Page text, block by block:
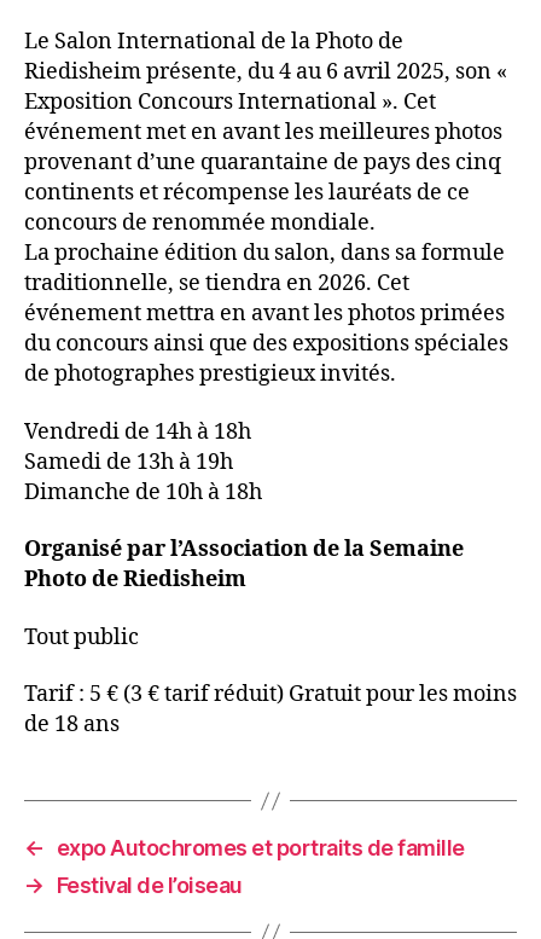
Le Salon International de la Photo de
Riedisheim présente, du 4 au 6 avril 2025, son «
Exposition Concours International ». Cet
événement met en avant les meilleures photos
provenant d’une quarantaine de pays des cinq
continents et récompense les lauréats de ce
concours de renommée mondiale.
La prochaine édition du salon, dans sa formule
traditionnelle, se tiendra en 2026. Cet
événement mettra en avant les photos primées
du concours ainsi que des expositions spéciales
de photographes prestigieux invités.
Vendredi de 14h à 18h
Samedi de 13h à 19h
Dimanche de 10h à 18h
Organisé par l’Association de la Semaine
Photo de Riedisheim
Tout public
Tarif : 5 € (3 € tarif réduit) Gratuit pour les moins
de 18 ans
←
expo Autochromes et portraits de famille
→
Festival de l’oiseau